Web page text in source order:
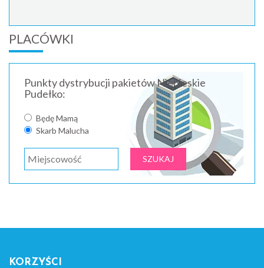
PLACÓWKI
Punkty dystrybucji pakietów Niebieskie
Pudełko:
Będę Mamą
Skarb Malucha
KORZYŚCI